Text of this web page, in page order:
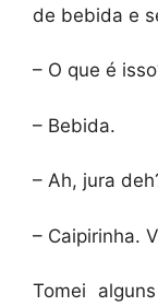
de bebida e
– O que é
– Bebida.
– Ah, jura
– Caipirinha.
Tomei